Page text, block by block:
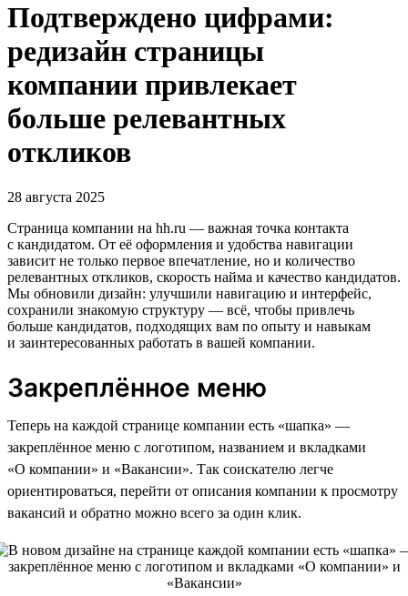
Подтверждено цифрами:
редизайн страницы
компании привлекает
больше релевантных
откликов
28 августа 2025
Страница компании на hh.ru — важная точка контакта
с кандидатом. От её оформления и удобства навигации
зависит не только первое впечатление, но и количество
релевантных откликов, скорость найма и качество кандидатов.
Мы обновили дизайн: улучшили навигацию и интерфейс,
сохранили знакомую структуру — всё, чтобы привлечь
больше кандидатов, подходящих вам по опыту и навыкам
и заинтересованных работать в вашей компании.
Закреплённое меню
Теперь на каждой странице компании есть «шапка» —
закреплённое меню с логотипом, названием и вкладками
«О компании» и «Вакансии». Так соискателю легче
ориентироваться, перейти от описания компании к просмотру
вакансий и обратно можно всего за один клик.